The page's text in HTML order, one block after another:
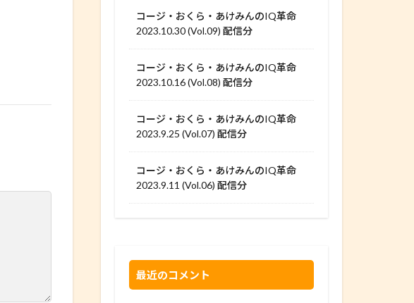
コージ・おくら・あけみんのIQ革命
2023.10.30 (Vol.09) 配信分
コージ・おくら・あけみんのIQ革命
2023.10.16 (Vol.08) 配信分
コージ・おくら・あけみんのIQ革命
2023.9.25 (Vol.07) 配信分
コージ・おくら・あけみんのIQ革命
2023.9.11 (Vol.06) 配信分
最近のコメント